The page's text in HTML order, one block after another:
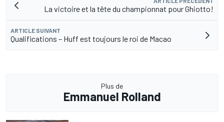
La victoire et la tête du championnat pour Ghiotto!
ARTICLE SUIVANT
Qualifications – Huff est toujours le roi de Macao
Plus de
Emmanuel Rolland